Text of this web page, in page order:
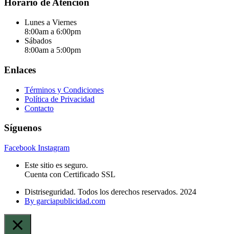
Horario de Atención
Lunes a Viernes
8:00am a 6:00pm
Sábados
8:00am a 5:00pm
Enlaces
Términos y Condiciones
Política de Privacidad
Contacto
Síguenos
Facebook Instagram
Este sitio es seguro.
Cuenta con Certificado SSL
Distriseguridad. Todos los derechos reservados. 2024
By garciapublicidad.com